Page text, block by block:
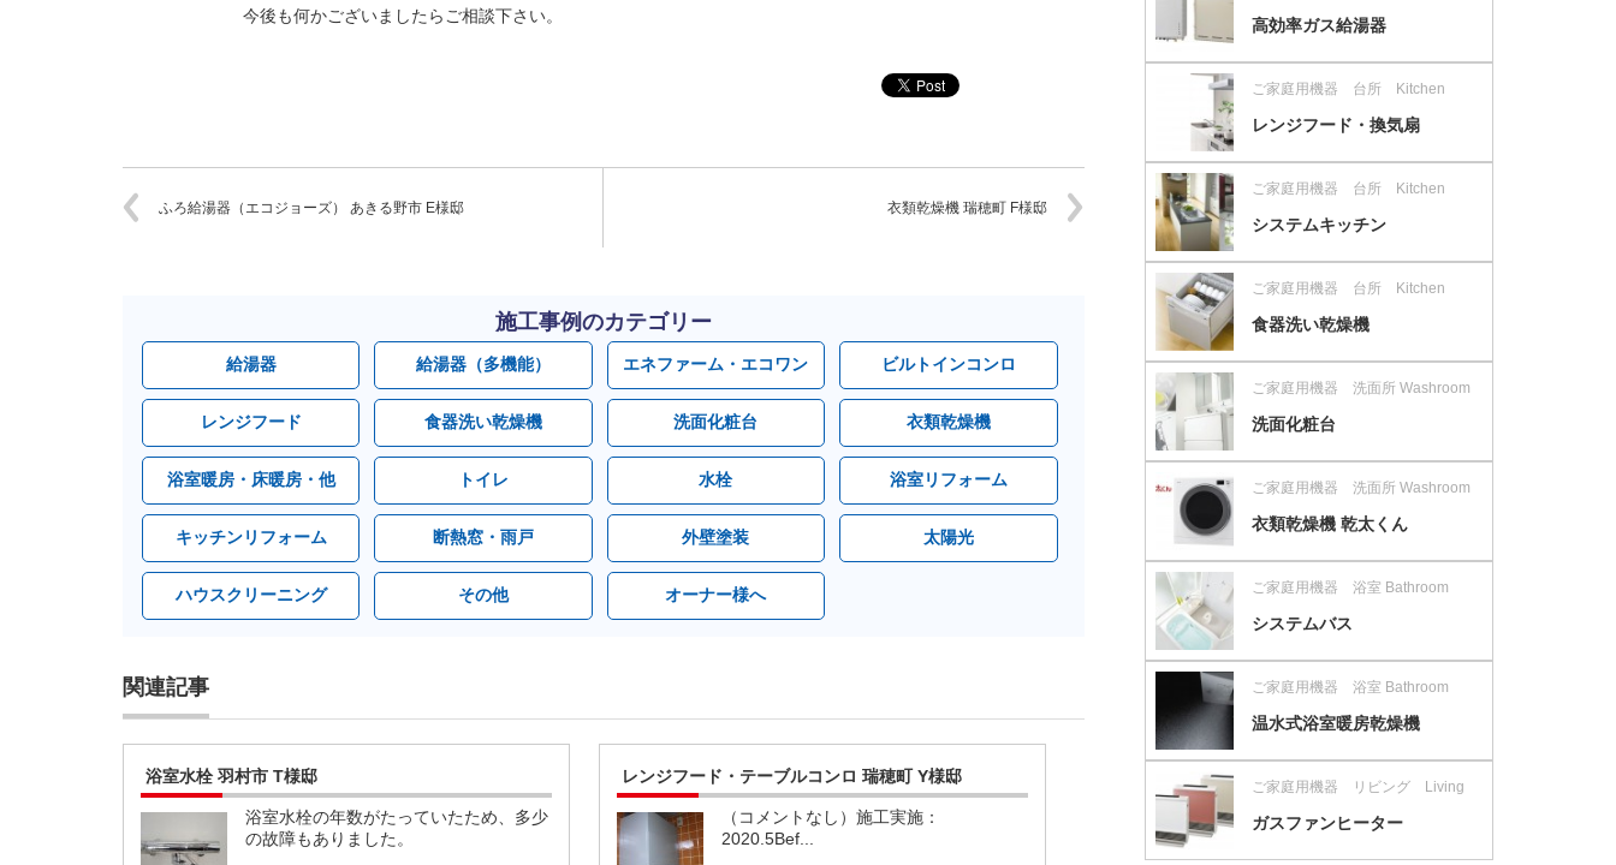
今後も何かございましたらご相談下さい。
ふろ給湯器（エコジョーズ） あきる野市 E様邸 衣類乾燥機 瑞穂町 F様邸
施工事例のカテゴリー
給湯器 給湯器（多機能） エネファーム・エコワン ビルトインコンロ
レンジフード 食器洗い乾燥機 洗面化粧台 衣類乾燥機
浴室暖房・床暖房・他 トイレ 水栓 浴室リフォーム
キッチンリフォーム 断熱窓・雨戸 外壁塗装 太陽光
ハウスクリーニング その他 オーナー様へ
関連記事
浴室水栓 羽村市 T様邸
浴室水栓の年数がたっていたため、多少
の故障もありました。
レンジフード・テーブルコンロ 瑞穂町 Y様邸
（コメントなし）施工実施：
2020.5Bef...
高効率ガス給湯器
ご家庭用機器 台所 Kitchen
レンジフード・換気扇
ご家庭用機器 台所 Kitchen
システムキッチン
ご家庭用機器 台所 Kitchen
食器洗い乾燥機
ご家庭用機器 洗面所 Washroom
洗面化粧台
ご家庭用機器 洗面所 Washroom
衣類乾燥機 乾太くん
ご家庭用機器 浴室 Bathroom
システムバス
ご家庭用機器 浴室 Bathroom
温水式浴室暖房乾燥機
ご家庭用機器 リビング Living
ガスファンヒーター